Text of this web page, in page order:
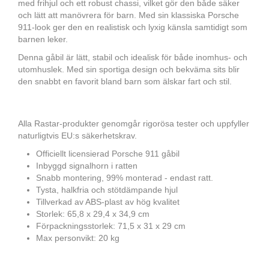
med frihjul och ett robust chassi, vilket gör den både säker
och lätt att manövrera för barn. Med sin klassiska Porsche
911-look ger den en realistisk och lyxig känsla samtidigt som
barnen leker.
Denna gåbil är lätt, stabil och idealisk för både inomhus- och
utomhuslek. Med sin sportiga design och bekväma sits blir
den snabbt en favorit bland barn som älskar fart och stil.
Alla Rastar-produkter genomgår rigorösa tester och uppfyller
naturligtvis EU:s säkerhetskrav.
Officiellt licensierad Porsche 911 gåbil
Inbyggd signalhorn i ratten
Snabb montering, 99% monterad - endast ratt.
Tysta, halkfria och stötdämpande hjul
Tillverkad av ABS-plast av hög kvalitet
Storlek: 65,8 x 29,4 x 34,9 cm
Förpackningsstorlek: 71,5 x 31 x 29 cm
Max personvikt: 20 kg